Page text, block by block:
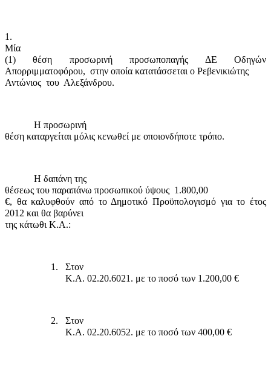
1.
Μία
(1) θέση προσωρινή προσωποπαγής ΔΕ Οδηγών
Απορριμματοφόρου, στην οποία κατατάσσεται ο Ρεβενικιώτης
Αντώνιος του Αλεξάνδρου.
Η προσωρινή
θέση καταργείται μόλις κενωθεί με οποιονδήποτε τρόπο.
Η δαπάνη της
θέσεως του παραπάνω προσωπικού ύψους 1.800,00
€, θα καλυφθούν από το Δημοτικό Προϋπολογισμό για το έτος
2012 και θα βαρύνει
της κάτωθι Κ.Α.:
1.
Στον
Κ.Α. 02.20.6021. με το ποσό των 1.200,00 €
2.
Στον
Κ.Α. 02.20.6052. με το ποσό των 400,00 €